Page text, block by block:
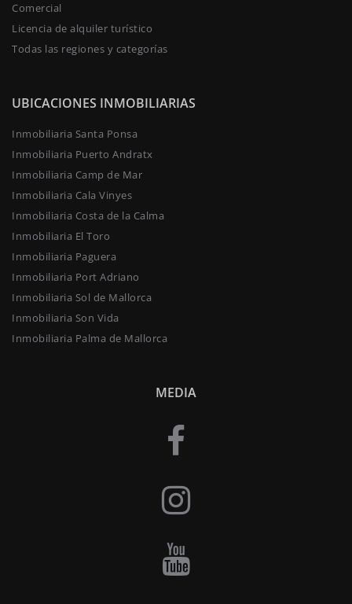
Comercial
Licencia de alquiler turístico
Todas las regiones y categorías
UBICACIONES INMOBILIARIAS
Inmobiliaria Santa Ponsa
Inmobiliaria Puerto Andratx
Inmobiliaria Camp de Mar
Inmobiliaria Cala Vinyes
Inmobiliaria Costa de la Calma
Inmobiliaria El Toro
Inmobiliaria Paguera
Inmobiliaria Port Adriano
Inmobiliaria Sol de Mallorca
Inmobiliaria Son Vida
Inmobiliaria Palma de Mallorca
MEDIA